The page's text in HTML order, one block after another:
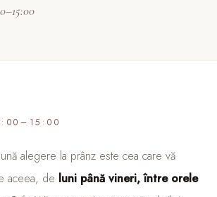
alegere la prânz este cea care vă
aceea, de luni până vineri, între orele